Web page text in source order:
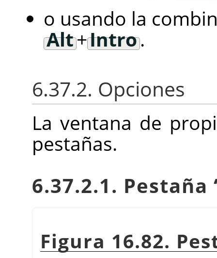
o usando la
Alt+Intro.
6.37.2. Opciones
La ventana de
pestañas.
6.37.2.1. Pestaña
Figura 16.82.